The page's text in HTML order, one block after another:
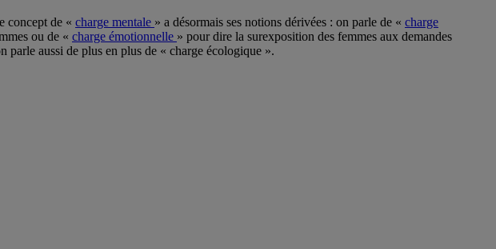
concept de « charge mentale » a désormais ses notions dérivées : on parle de « charge
ou de « charge émotionnelle » pour dire la surexposition des femmes aux demandes
aussi de plus en plus de « charge écologique ».